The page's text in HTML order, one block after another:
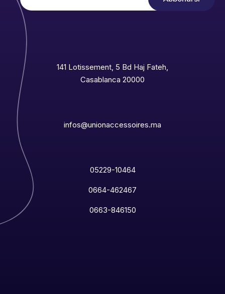
141 Lotissement, 5 Bd Haj Fateh,
Casablanca 20000
infos@unionaccessoires.ma
05229-10464
0664-462467
0663-846150